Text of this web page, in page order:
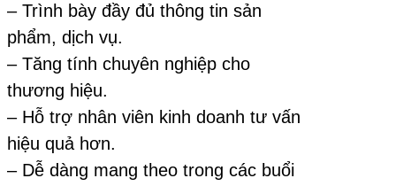
– Trình bày đầy đủ thông tin sản
phẩm, dịch vụ.
– Tăng tính chuyên nghiệp cho
thương hiệu.
– Hỗ trợ nhân viên kinh doanh tư vấn
hiệu quả hơn.
– Dễ dàng mang theo trong các buổi